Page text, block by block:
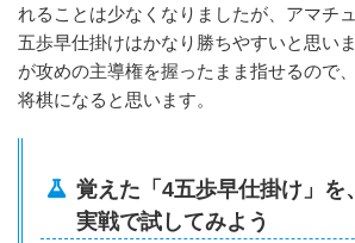
れることは少なくなりましたが、アマチ
五歩早仕掛けはかなり勝ちやすいと思い
が攻めの主導権を握ったまま指せるので
将棋になると思います。
覚えた「4五歩早仕掛け」を
実戦で試してみよう